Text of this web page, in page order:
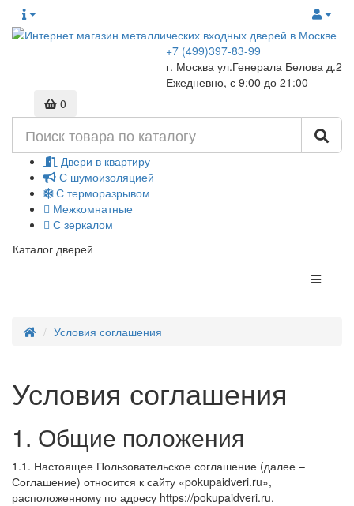
+7 (499)397-83-99
г. Москва ул.Генерала Белова д.2
Ежедневно, с 9:00 до 21:00
0
Двери в квартиру
С шумоизоляцией
С терморазрывом
Межкомнатные
С зеркалом
Каталог дверей
Условия соглашения
Условия соглашения
1. Общие положения
1.1. Настоящее Пользовательское соглашение (далее –
Соглашение) относится к сайту «pokupaidveri.ru»,
расположенному по адресу https://pokupaidveri.ru.